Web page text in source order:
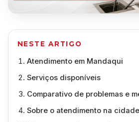
NESTE ARTIGO
Atendimento em Mandaqui
Serviços disponíveis
Comparativo de problemas e
Sobre o atendimento na cidade